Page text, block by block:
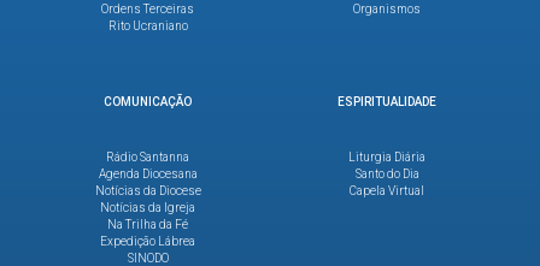
Ordens Terceiras
Rito Ucraniano
Organismos
COMUNICAÇÃO
Rádio Santanna
Agenda Diocesana
Notícias da Diocese
Notícias da Igreja
Na Trilha da Fé
Expedição Lábrea
SINODO
ESPIRITUALIDADE
Liturgia Diária
Santo do Dia
Capela Virtual